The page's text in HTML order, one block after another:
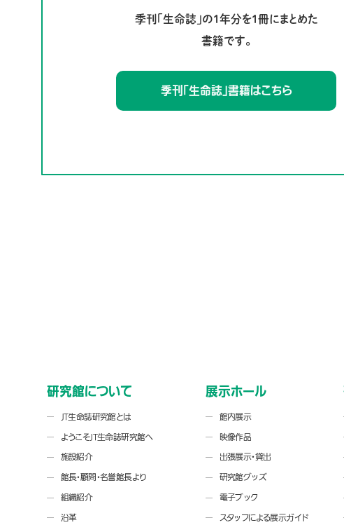
季刊「生命誌」の1年分を1冊にまとめた
書籍です。
季刊「生命誌」書籍はこちら
研究館について
JT生命誌研究館とは
ようこそJT生命誌研究館へ
施設紹介
館長・顧問・名誉館長より
組織紹介
沿革
展示ホール
館内展示
映像作品
出張展示・貸出
研究館グッズ
電子ブック
スタッフによる展示ガイド